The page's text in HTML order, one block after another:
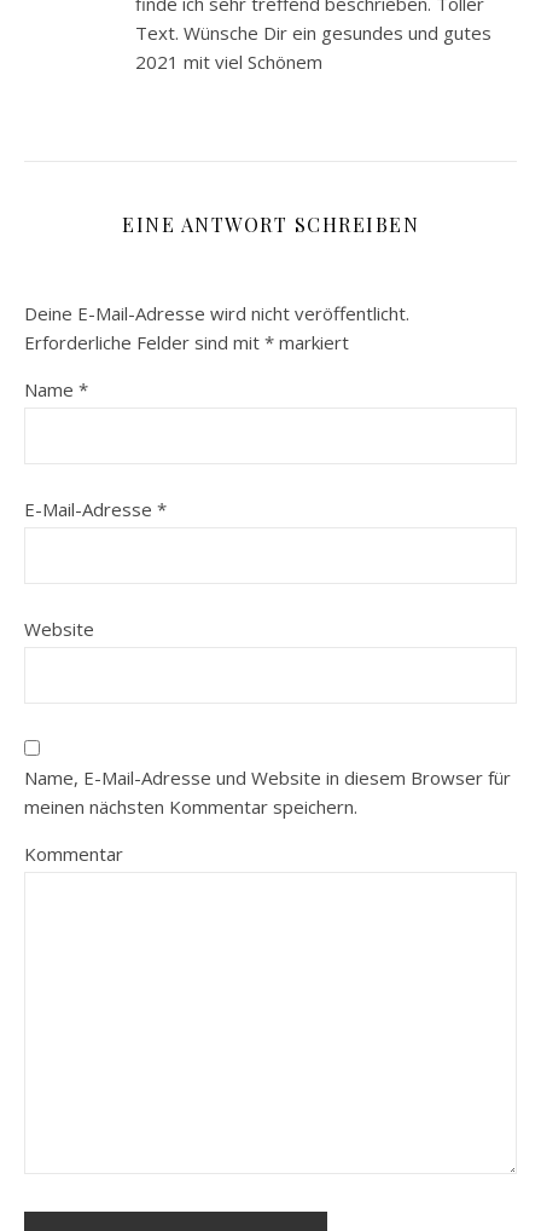
Text. Wünsche Dir ein gesundes und gutes
2021 mit viel Schönem
EINE ANTWORT SCHREIBEN
Deine E-Mail-Adresse wird nicht veröffentlicht.
Erforderliche Felder sind mit * markiert
Name *
E-Mail-Adresse *
Website
Name, E-Mail-Adresse und Website in diesem Browser für
meinen nächsten Kommentar speichern.
Kommentar